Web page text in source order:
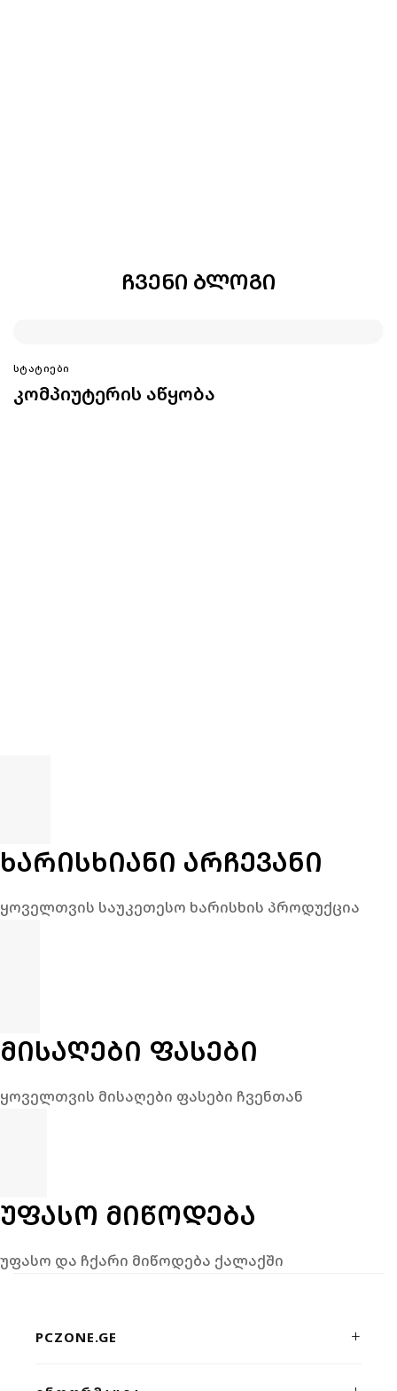
ᲩᲕᲔᲜᲘ ᲑᲚᲝᲒᲘ
ᲡᲢᲐᲢᲘᲔᲑᲘ
კომპიუტერის აწყობა
ᲮᲐᲠᲘᲡᲮᲘᲐᲜᲘ ᲐᲠᲩᲔᲕᲐᲜᲘ
ყოველთვის საუკეთესო ხარისხის პროდუქცია
ᲛᲘᲡᲐᲦᲔᲑᲘ ᲤᲐᲡᲔᲑᲘ
ყოველთვის მისაღები ფასები ჩვენთან
ᲣᲤᲐᲡᲝ ᲛᲘᲬᲝᲓᲔᲑᲐ
უფასო და ჩქარი მიწოდება ქალაქში
PCZONE.GE